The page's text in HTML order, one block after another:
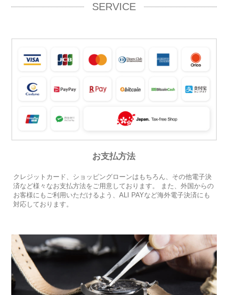
SERVICE
お支払方法
クレジットカード、ショッピングローンはもちろん、その他電子決
済など様々なお支払方法をご用意しております。 また、外国からの
お客様にもご利用いただけるよう、ALI PAYなど海外電子決済にも
対応しております。